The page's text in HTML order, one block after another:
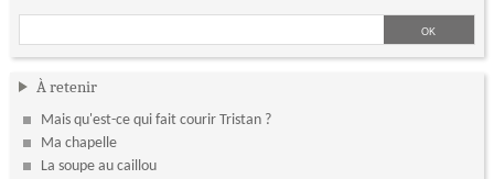
À retenir
Mais qu'est-ce qui fait courir Tristan ?
Ma chapelle
La soupe au caillou